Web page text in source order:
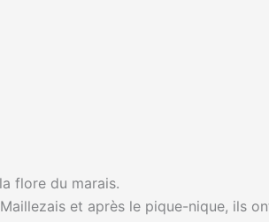
flore du marais.
et après le pique-nique, ils